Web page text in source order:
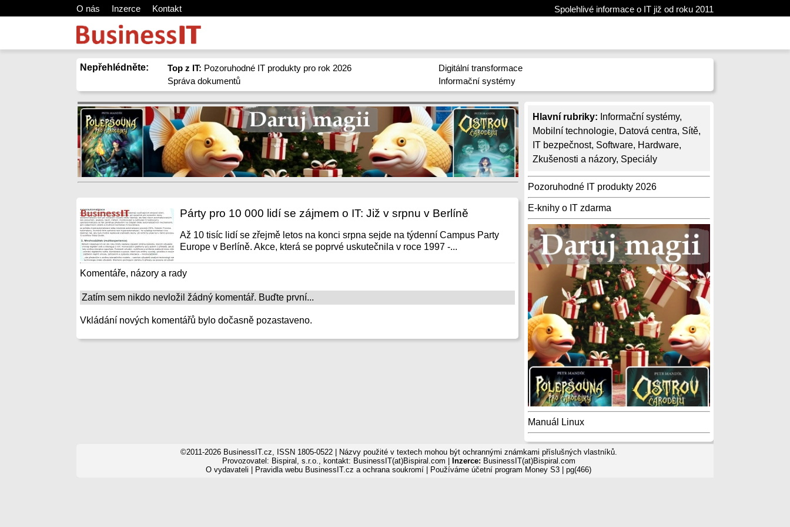
O nás Inzerce Kontakt Spolehlivé informace o IT již od roku 2011
Nepřehlédněte: Top z IT: Pozoruhodné IT produkty pro rok 2026
Správa dokumentů
Digitální transformace
Informační systémy
Hlavní rubriky: Informační systémy,
Mobilní technologie, Datová centra, Sítě,
IT bezpečnost, Software, Hardware,
Zkušenosti a názory, Speciály
Pozoruhodné IT produkty 2026
E-knihy o IT zdarma
Manuál Linux
Párty pro 10 000 lidí se zájmem o IT: Již v srpnu v Berlíně
Až 10 tisíc lidí se zřejmě letos na konci srpna sejde na týdenní Campus Party
Europe v Berlíně. Akce, která se poprvé uskutečnila v roce 1997 -...
Komentáře, názory a rady
Zatím sem nikdo nevložil žádný komentář. Buďte první...
Vkládání nových komentářů bylo dočasně pozastaveno.
©2011-2026 BusinessIT.cz, ISSN 1805-0522 | Názvy použité v textech mohou být ochrannými známkami příslušných vlastníků.
Provozovatel: Bispiral, s.r.o., kontakt: BusinessIT(at)Bispiral.com |
Inzerce: BusinessIT(at)Bispiral.com
O vydavateli
Pravidla webu BusinessIT.cz a ochrana soukromí | Používáme účetní program Money S3 | pg(466)